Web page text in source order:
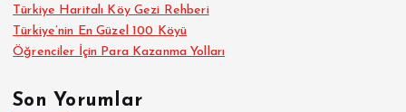
Türkiye Haritalı Köy Gezi Rehberi
Türkiye’nin En Güzel 100 Köyü
Öğrenciler İçin Para Kazanma Yolları
Son Yorumlar